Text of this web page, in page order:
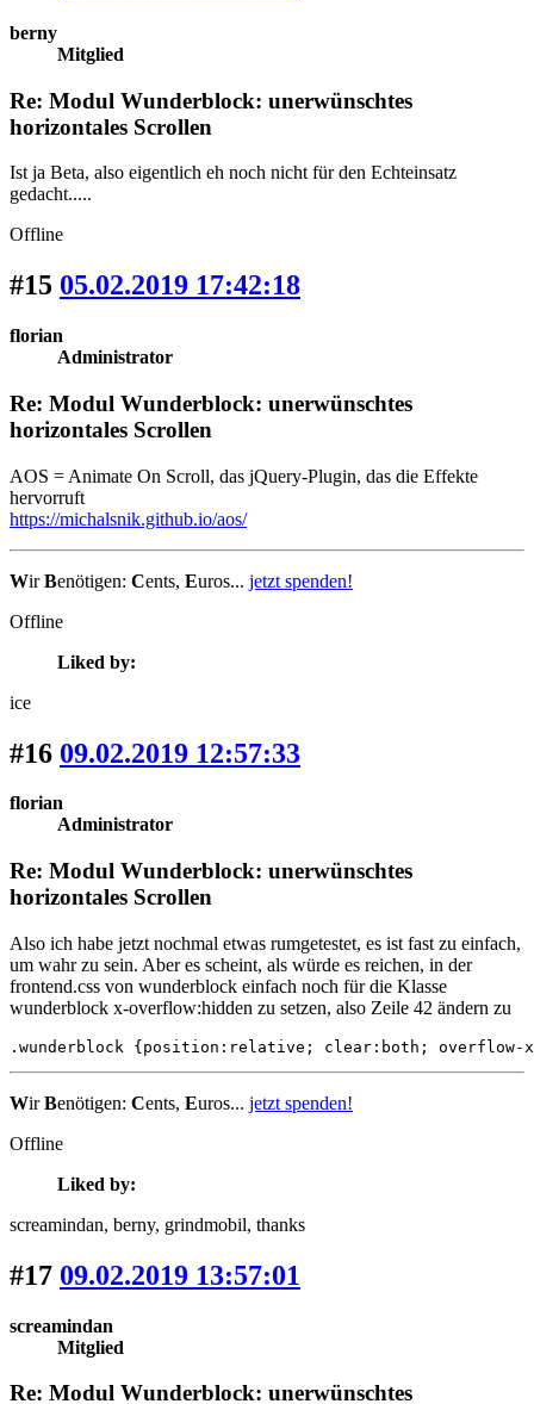
berny
Mitglied
Re: Modul Wunderblock: unerwünschtes
horizontales Scrollen
Ist ja Beta, also eigentlich eh noch nicht für den Echteinsatz
gedacht.....
Offline
#15 05.02.2019 17:42:18
florian
Administrator
Re: Modul Wunderblock: unerwünschtes
horizontales Scrollen
AOS = Animate On Scroll, das jQuery-Plugin, das die Effekte
hervorruft
https://michalsnik.github.io/aos/
WirBenötigen: Cents, Euros... jetzt spenden!
Offline
Liked by:
ice
#16 09.02.2019 12:57:33
florian
Administrator
Re: Modul Wunderblock: unerwünschtes
horizontales Scrollen
Also ich habe jetzt nochmal etwas rumgetestet, es ist fast zu einfach,
um wahr zu sein. Aber es scheint, als würde es reichen, in der
frontend.css von wunderblock einfach noch für die Klasse
wunderblock x-overflow:hidden zu setzen, also Zeile 42 ändern zu
.wunderblock {position:relative; clear:both; overflow-
WirBenötigen: Cents, Euros... jetzt spenden!
Offline
Liked by:
screamindan, berny, grindmobil, thanks
#17 09.02.2019 13:57:01
screamindan
Mitglied
Re: Modul Wunderblock: unerwünschtes